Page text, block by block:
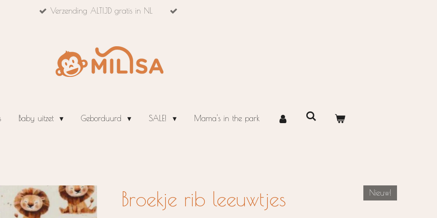
Verzending ALTIJD gratis in NL
Baby uitzet Geborduurd SALE! Mama's in the park
Broekje rib leeuwtjes Nieuw!